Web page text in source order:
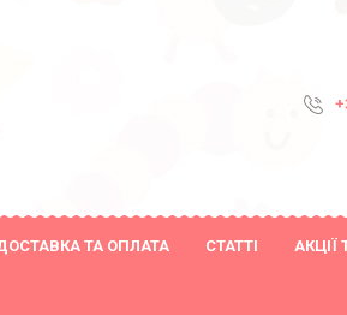
ТА ОПЛАТА СТАТТІ